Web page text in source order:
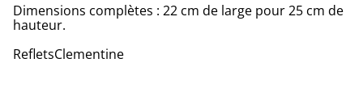
Dimensions complètes : 22 cm de large pour 25 cm de
hauteur.
RefletsClementine